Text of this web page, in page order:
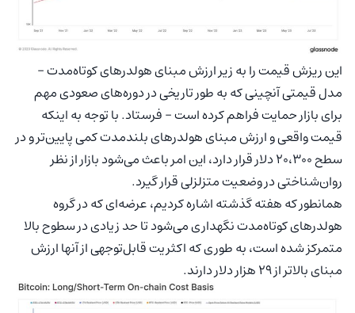
این ریزش قیمت‌ را به زیر ارزش مبنای هولدرهای کوتاه‌مدت –
مدل قیمتی آنچینی که به طور تاریخی در دوره‌های صعودی مهم
برای بازار حمایت فراهم کرده است – فرستاد. با توجه به اینکه
قیمت واقعی و ارزش مبنای هولدرهای بلندمدت کمی پایین‌تر و در
سطح ۲۰،۳۰۰ دلار قرار دارد، این امر باعث می‌شود بازار از نظر
روان‌شناختی در وضعیت متزلزلی قرار گیرد.
همانطور که هفته گذشته اشاره کردیم، عرضه‌ای که در گروه
هولدرهای کوتاه‌مدت نگهداری می‌شود تا حد زیادی در سطوح بالا
متمرکز شده است، به طوری که اکثریت قابل‌توجهی از آنها ارزش
مبنای بالاتر از ۲۹ هزار دلار دارند.